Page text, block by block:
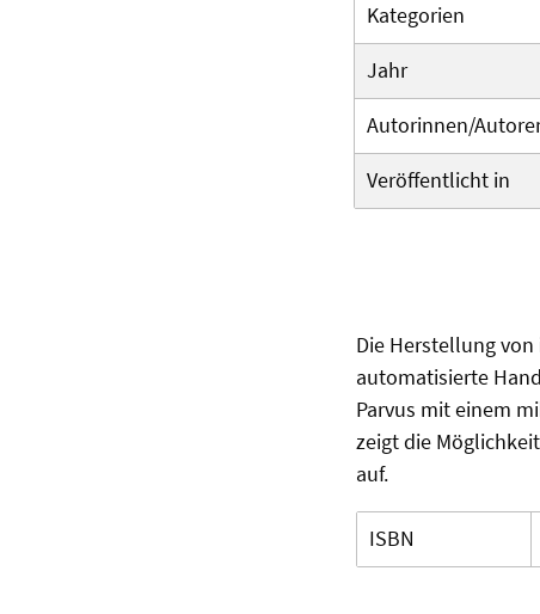
Kategorien
Jahr
Autorinnen/
Veröffentlicht in
Die Herstellung
automatisierte
Parvus mit einem
zeigt die
auf.
ISBN